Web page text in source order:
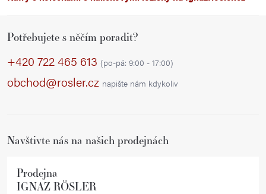
Potřebujete s něčím poradit?
+420 722 465 613 (po-pá: 9:00 - 17:00)
obchod@rosler.cz napište nám kdykoliv
Navštivte nás na našich prodejnách
Prodejna
IGNAZ RÖSLER